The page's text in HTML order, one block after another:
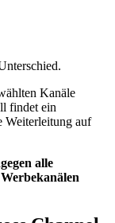
Kanäle
findet ein
Weiterleitung auf
alle